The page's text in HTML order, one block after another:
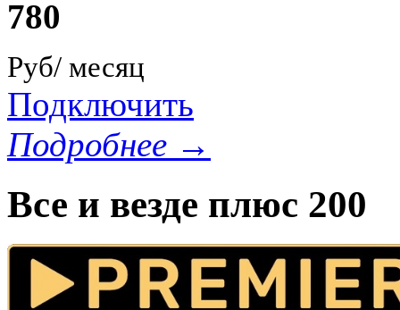
780
Руб/ месяц
Подключить
Подробнее →
Все и везде плюс 200